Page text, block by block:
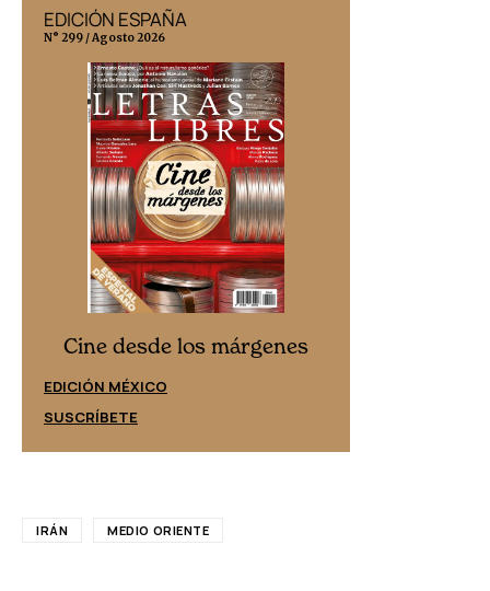
EDICIÓN ESPAÑA
N° 299 / Agosto 2026
Cine desde los márgenes
EDICIÓN MÉXICO
SUSCRÍBETE
IRÁN MEDIO ORIENTE